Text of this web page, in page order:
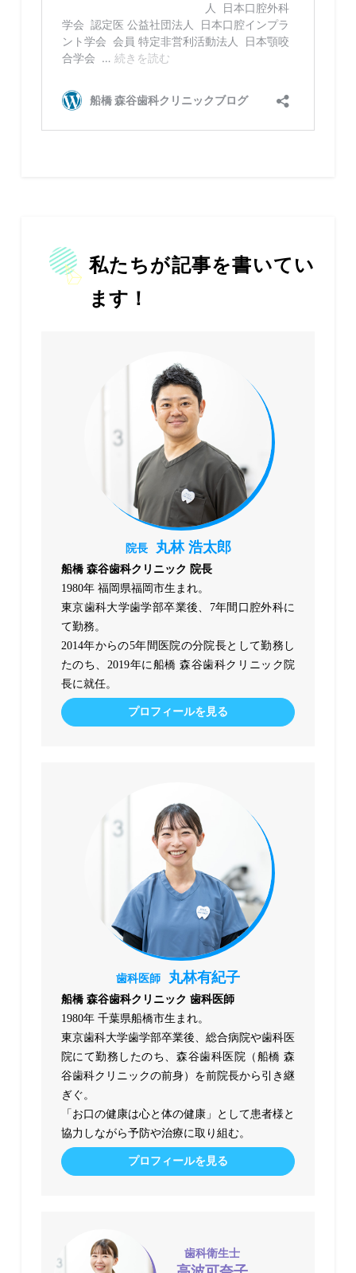
私たちが記事を書いてい
ます！
院長 丸林 浩太郎
船橋 森谷歯科クリニック 院長
1980年 福岡県福岡市生まれ。
東京歯科大学歯学部卒業後、7年間口腔外科に
て勤務。
2014年からの5年間医院の分院長として勤務し
たのち、2019年に船橋 森谷歯科クリニック院
長に就任。
プロフィールを見る
歯科医師 丸林有紀子
船橋 森谷歯科クリニック 歯科医師
1980年 千葉県船橋市生まれ。
東京歯科大学歯学部卒業後、総合病院や歯科医
院にて勤務したのち、森谷歯科医院（船橋 森
谷歯科クリニックの前身）を前院長から引き継
ぎぐ。
「お口の健康は心と体の健康」として患者様と
協力しながら予防や治療に取り組む。
プロフィールを見る
歯科衛生士